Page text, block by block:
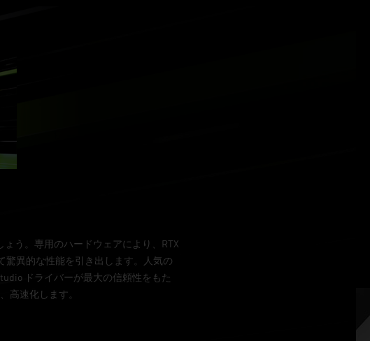
う。専用のハードウェアにより、RTX
驚異的な性能を引き出します。人気の
ドライバーが最大の信頼性をもた
高速化します。